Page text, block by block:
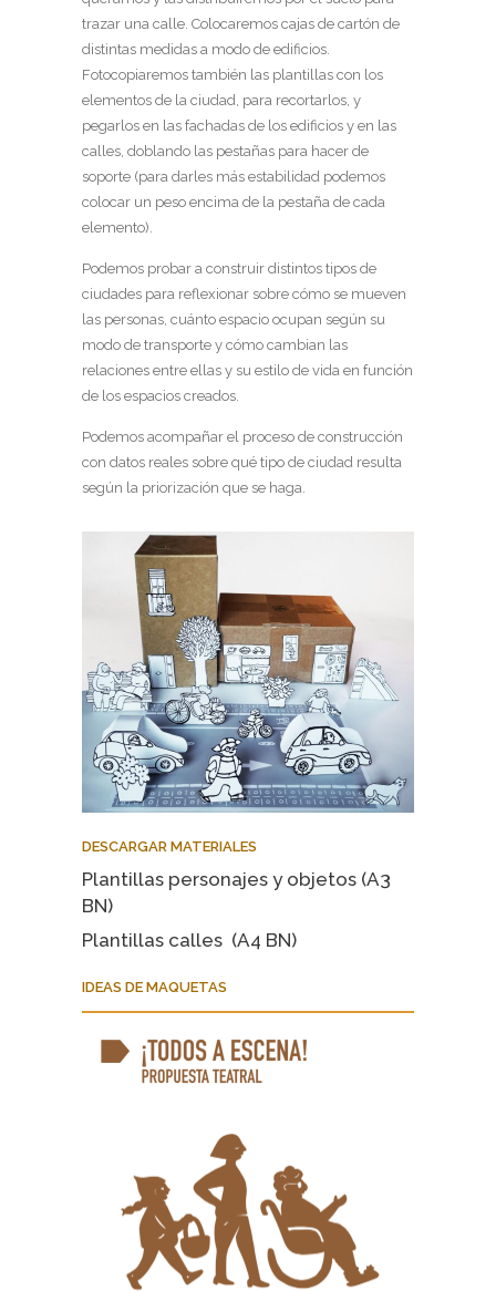
trazar una calle. Colocaremos cajas de cartón de
distintas medidas a modo de edificios.
Fotocopiaremos también las plantillas con los
elementos de la ciudad, para recortarlos, y
pegarlos en las fachadas de los edificios y en las
calles, doblando las pestañas para hacer de
soporte (para darles más estabilidad podemos
colocar un peso encima de la pestaña de cada
elemento).
Podemos probar a construir distintos tipos de
ciudades para reflexionar sobre cómo se mueven
las personas, cuánto espacio ocupan según su
modo de transporte y cómo cambian las
relaciones entre ellas y su estilo de vida en función
de los espacios creados.
Podemos acompañar el proceso de construcción
con datos reales sobre qué tipo de ciudad resulta
según la priorización que se haga.
DESCARGAR MATERIALES
Plantillas personajes y objetos (A3
BN)
Plantillas calles (A4 BN)
IDEAS DE MAQUETAS